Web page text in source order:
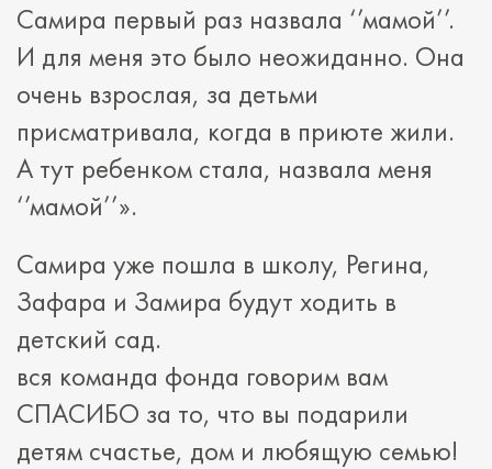
Самира первый раз назвала ‘’мамой’’.
И для меня это было неожиданно. Она
очень взрослая, за детьми
присматривала, когда в приюте жили.
А тут ребенком стала, назвала меня
‘’мамой’’».
Самира уже пошла в школу, Регина,
Зафара и Замира будут ходить в
детский сад.
вся команда фонда говорим вам
СПАСИБО за то, что вы подарили
детям счастье, дом и любящую семью!